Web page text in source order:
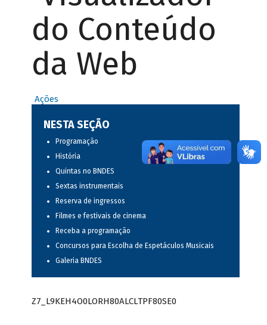
do Conteúdo
da Web
Ações
NESTA SEÇÃO
Programação
História
Quintas no BNDES
Sextas instrumentais
Reserva de ingressos
Filmes e festivais de cinema
Receba a programação
Concursos para Escolha de Espetáculos Musicais
Galeria BNDES
Z7_L9KEH4O0LORH80ALCLTPF80SE0